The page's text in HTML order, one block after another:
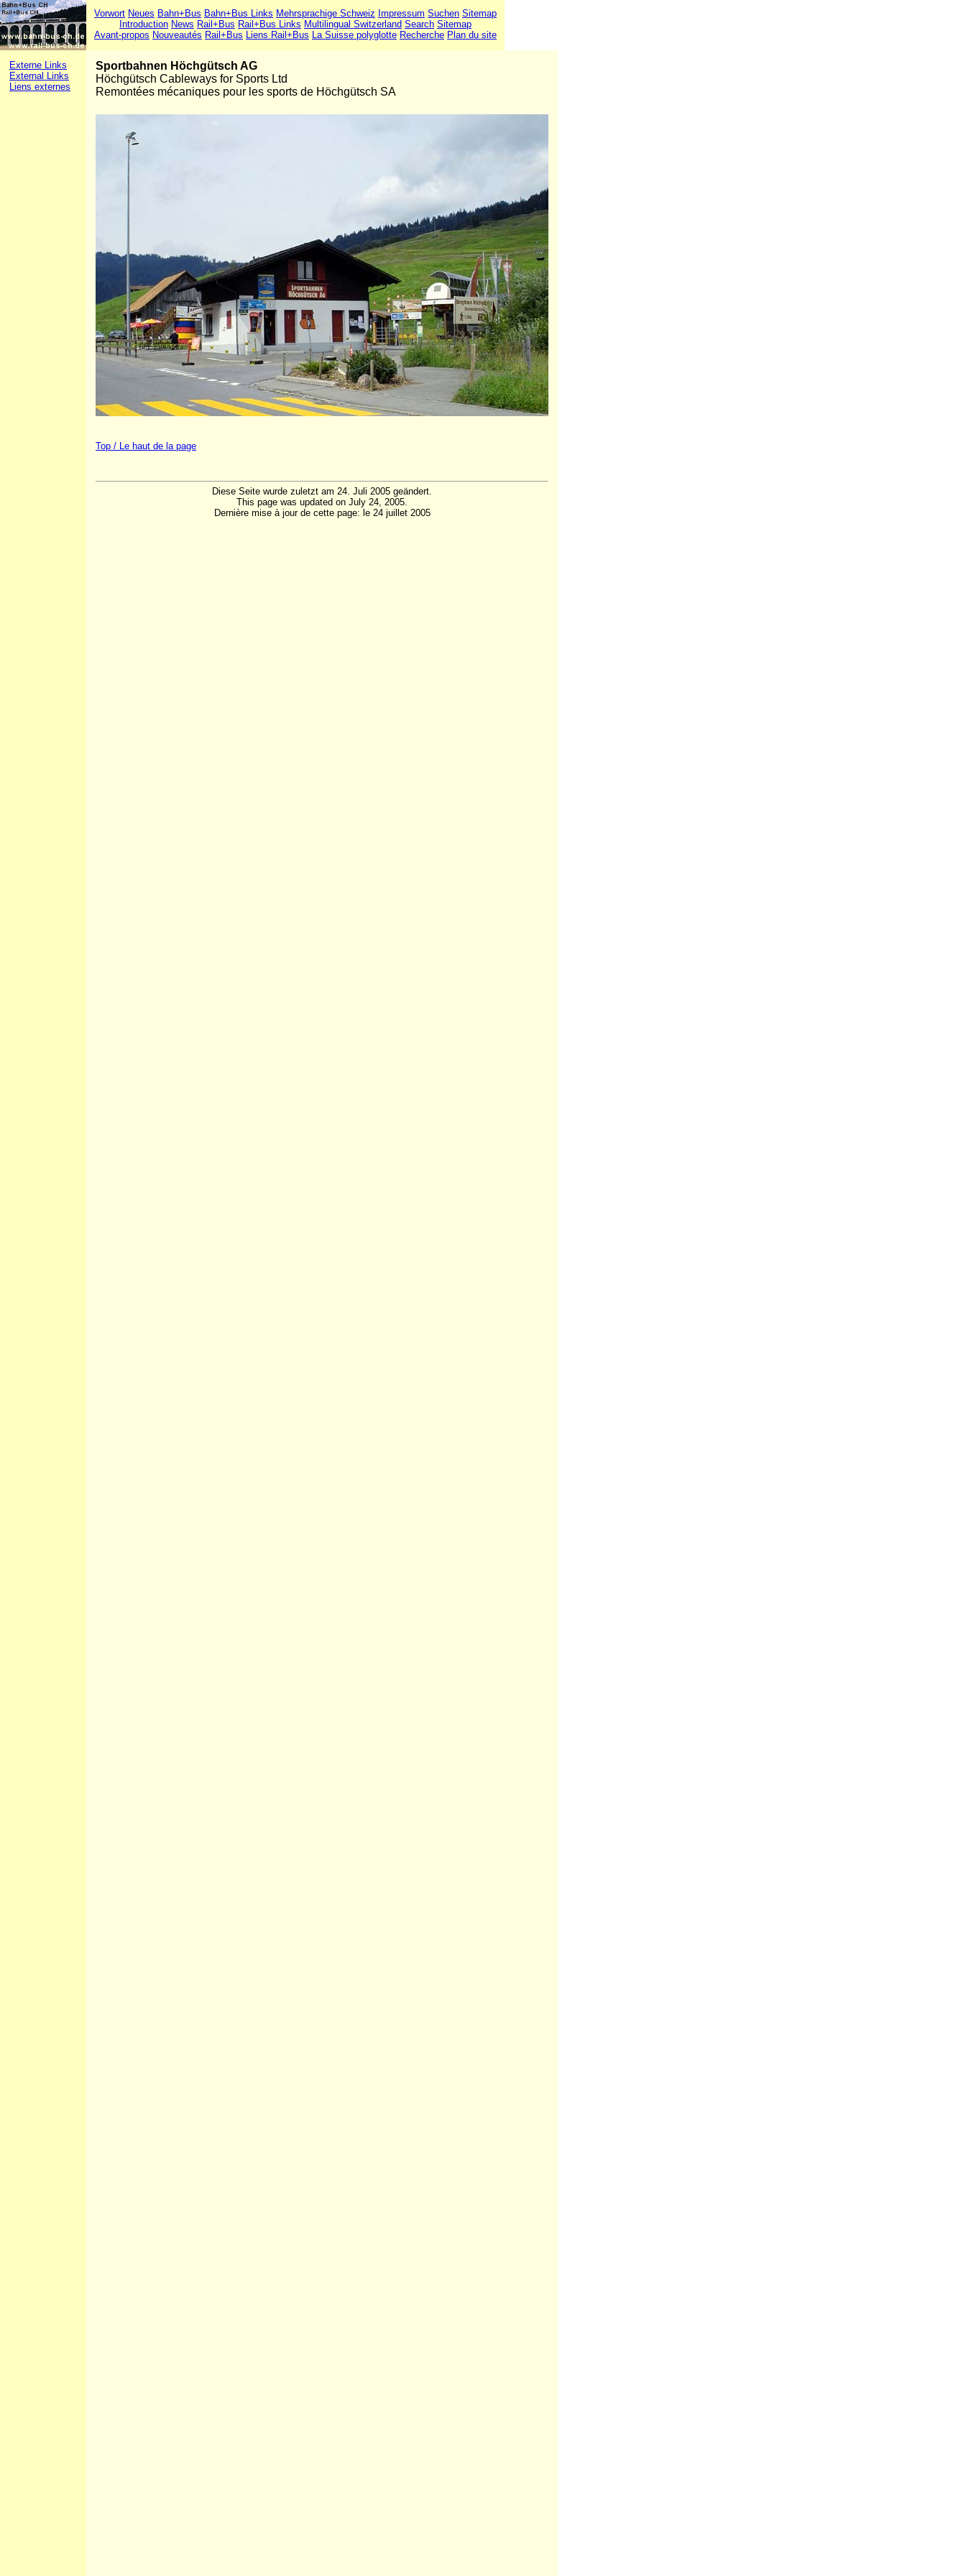
Vorwort Neues Bahn+Bus Bahn+Bus Links Mehrsprachige Schweiz Impressum Suchen Sitemap
Introduction News Rail+Bus Rail+Bus Links Multilingual Switzerland Search Sitemap
Avant-propos Nouveautés Rail+Bus Liens Rail+Bus La Suisse polyglotte Recherche Plan du site
Externe Links
External Links
Liens externes
Sportbahnen Höchgütsch AG
Höchgütsch Cableways for Sports Ltd
Remontées mécaniques pour les sports de Höchgütsch SA
Top / Le haut de la page
Diese Seite wurde zuletzt am 24. Juli 2005 geändert.
This page was updated on July 24, 2005.
Dernière mise à jour de cette page: le 24 juillet 2005